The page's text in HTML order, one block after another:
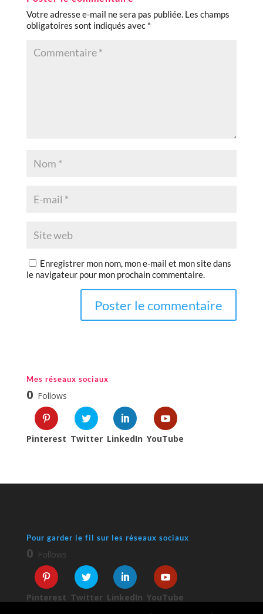
Votre adresse e-mail ne sera pas publiée. Les champs
obligatoires sont indiqués avec *
Enregistrer mon nom, mon e-mail et mon site dans
le navigateur pour mon prochain commentaire.
Mes réseaux sociaux
0 Follows
Pinterest Twitter LinkedIn YouTube
Pour garder le fil sur les réseaux sociaux
0 Follows
Pinterest Twitter LinkedIn YouTube